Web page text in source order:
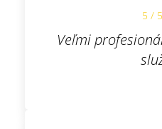
5 / 5
Veľmi